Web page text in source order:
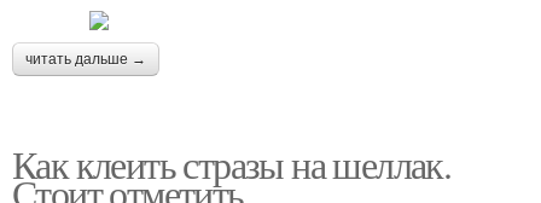
читать дальше →
Как клеить стразы на шеллак.